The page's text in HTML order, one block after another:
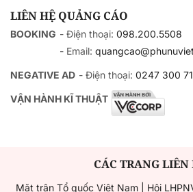
LIÊN HỆ QUẢNG CÁO
BOOKING - Điện thoại: 098.200.5508
- Email:
NEGATIVE AD - Điện thoại: 0247 300
VẬN HÀNH KĨ THUẬT
CÁC TRANG LIÊN
Mặt trận Tổ quốc Việt Nam Hội